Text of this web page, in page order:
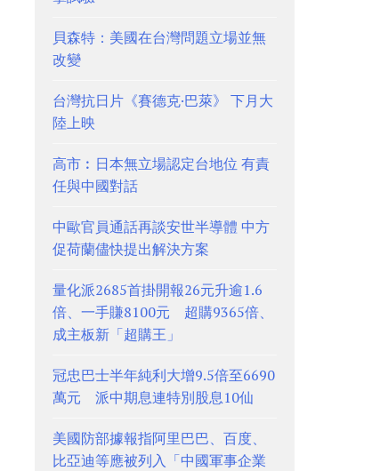
貝森特：美國在台灣問題立場並無
改變
台灣抗日片《賽德克·巴萊》 下月大
陸上映
高市︰日本無立場認定台地位 有責
任與中國對話
中歐官員通話再談安世半導體 中方
促荷蘭儘快提出解決方案
量化派2685首掛開報26元升逾1.6
倍、一手賺8100元 超購9365倍、
成主板新「超購王」
冠忠巴士半年純利大增9.5倍至6690
萬元 派中期息連特別股息10仙
美國防部據報指阿里巴巴、百度、
比亞迪等應被列入「中國軍事企業